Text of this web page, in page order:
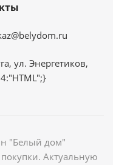
ул. Энергетиков,
"Белый дом"
Актуальную